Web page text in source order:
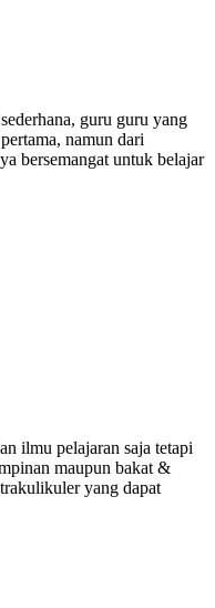
guru guru yang
namun dari
bersemangat untuk belajar
ilmu pelajaran saja tetapi
maupun bakat &
yang dapat